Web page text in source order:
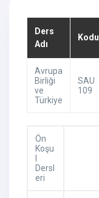
Ders
Adı
Kodu
Avrupa
Birliği
ve
Türkiye
SAU
109
Ön
Koşu
Dersl
eri